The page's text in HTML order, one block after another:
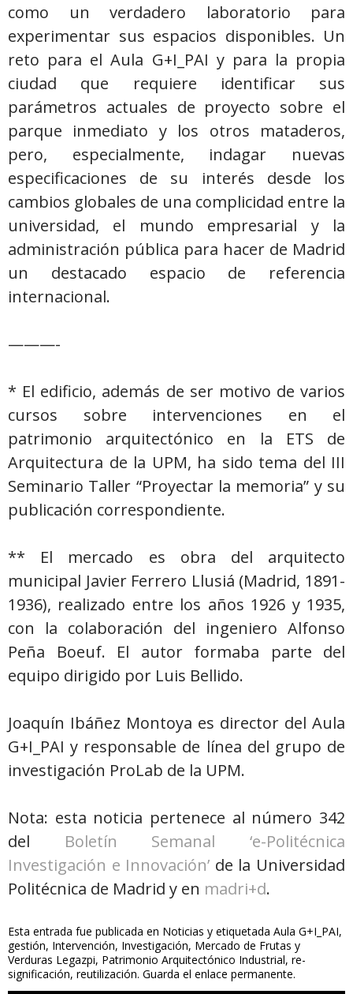
como un verdadero laboratorio para
experimentar sus espacios disponibles. Un
reto para el Aula G+I_PAI y para la propia
ciudad que requiere identificar sus
parámetros actuales de proyecto sobre el
parque inmediato y los otros mataderos,
pero, especialmente, indagar nuevas
especificaciones de su interés desde los
cambios globales de una complicidad entre la
universidad, el mundo empresarial y la
administración pública para hacer de Madrid
un destacado espacio de referencia
internacional.
———-
* El edificio, además de ser motivo de varios
cursos sobre intervenciones en el
patrimonio arquitectónico en la ETS de
Arquitectura de la UPM, ha sido tema del III
Seminario Taller “Proyectar la memoria” y su
publicación correspondiente.
** El mercado es obra del arquitecto
municipal Javier Ferrero Llusiá (Madrid, 1891-
1936), realizado entre los años 1926 y 1935,
con la colaboración del ingeniero Alfonso
Peña Boeuf. El autor formaba parte del
equipo dirigido por Luis Bellido.
Joaquín Ibáñez Montoya es director del Aula
G+I_PAI y responsable de línea del grupo de
investigación ProLab de la UPM.
Nota: esta noticia pertenece al número 342
del Boletín Semanal ‘e-Politécnica
Investigación e Innovación’ de la Universidad
Politécnica de Madrid y en madri+d.
Esta entrada fue publicada en Noticias y etiquetada Aula G+I_PAI,
gestión, Intervención, Investigación, Mercado de Frutas y
Verduras Legazpi, Patrimonio Arquitectónico Industrial, re-
significación, reutilización. Guarda el enlace permanente.